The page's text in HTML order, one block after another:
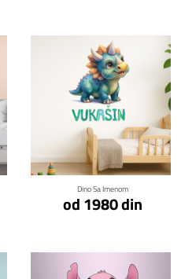
Dino Sa Imenom
od 1980 din
Klikni za detalje